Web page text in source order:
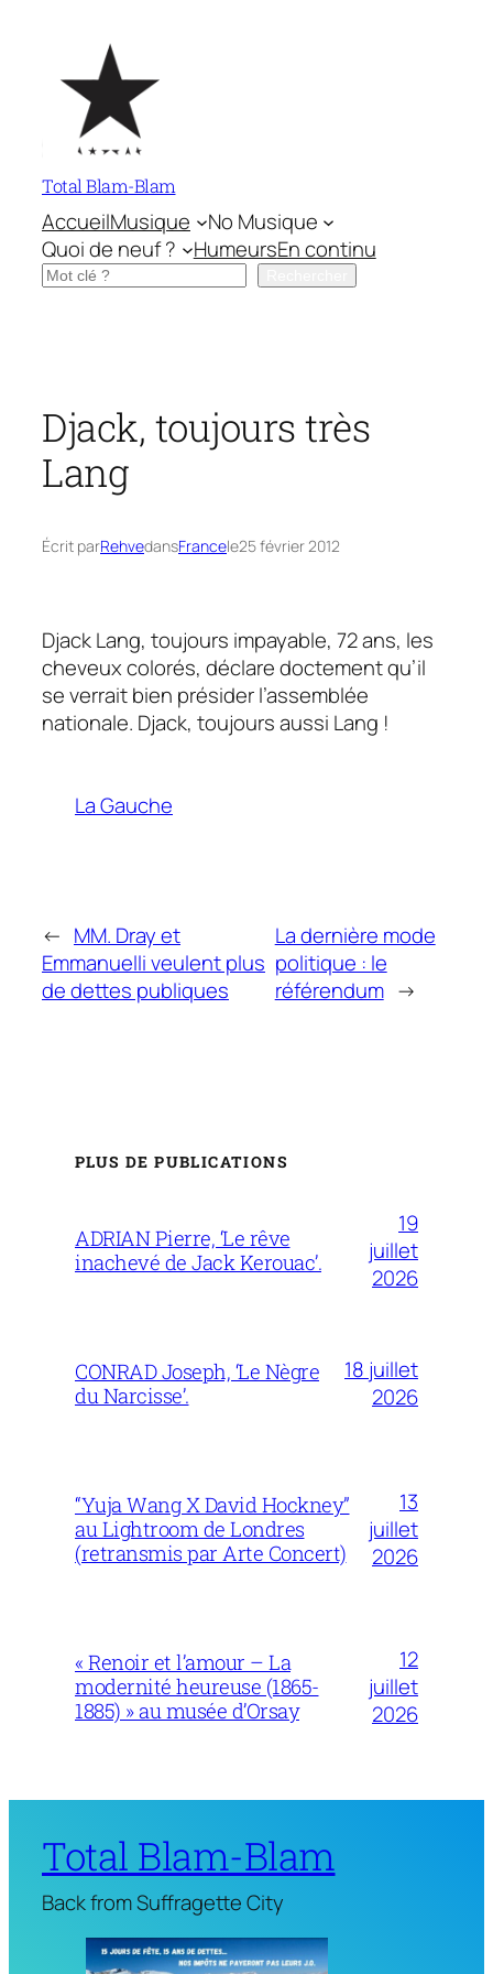
contenu
Total Blam-Blam
AccueilMusique
No Musique
Quoi de neuf ?
HumeursEn continu
Rechercher
Djack, toujours très
Lang
Écrit parRehvedansFrancele25 février 2012
Djack Lang, toujours impayable, 72 ans, les
cheveux colorés, déclare doctement qu’il
se verrait bien présider l’assemblée
nationale. Djack, toujours aussi Lang !
La Gauche
← MM. Dray et
Emmanuelli veulent plus
de dettes publiques
La dernière mode
politique : le
référendum →
PLUS DE PUBLICATIONS
ADRIAN Pierre, ‘Le rêve
inachevé de Jack Kerouac’.
19
juillet
2026
CONRAD Joseph, ‘Le Nègre
du Narcisse’.
18 juillet
2026
“Yuja Wang X David Hockney”
au Lightroom de Londres
(retransmis par Arte Concert)
13
juillet
2026
« Renoir et l’amour – La
modernité heureuse (1865-
1885) » au musée d’Orsay
12
juillet
2026
Total Blam-Blam
Back from Suffragette City